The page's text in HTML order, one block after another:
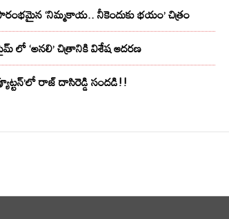
‘నిమ్మకాయ.. నీకెందుకు భయం’ చిత్రం
లో ‘అనలి’ చిత్రానికి విశేష ఆదరణ
రాజ్ దాసిరెడ్డి సందడి!!